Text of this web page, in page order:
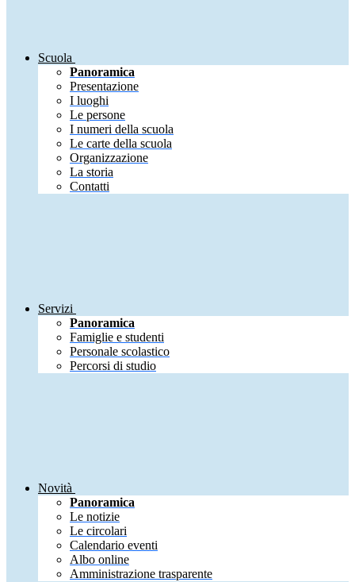
Scuola
Panoramica
Presentazione
I luoghi
Le persone
I numeri della scuola
Le carte della scuola
Organizzazione
La storia
Contatti
Servizi
Panoramica
Famiglie e studenti
Personale scolastico
Percorsi di studio
Novità
Panoramica
Le notizie
Le circolari
Calendario eventi
Albo online
Amministrazione trasparente